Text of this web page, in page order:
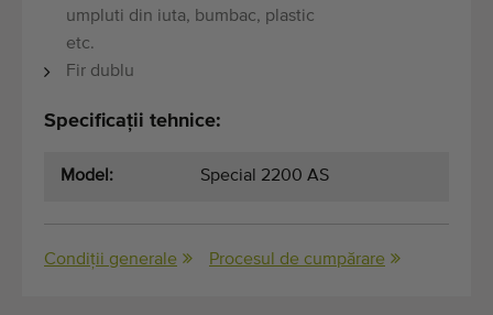
umpluti din iuta, bumbac, plastic
etc.
Fir dublu
Specificații tehnice:
Model: Special 2200 AS
Condiții generale Procesul de cumpărare